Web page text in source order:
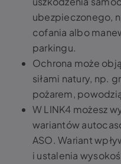
ubezpieczonego,
cofania albo
parkingu.
Ochrona może
siłami natury, np.
pożarem,
W LINK4 możesz
wariantów
ASO. Wariant
i ustalenia